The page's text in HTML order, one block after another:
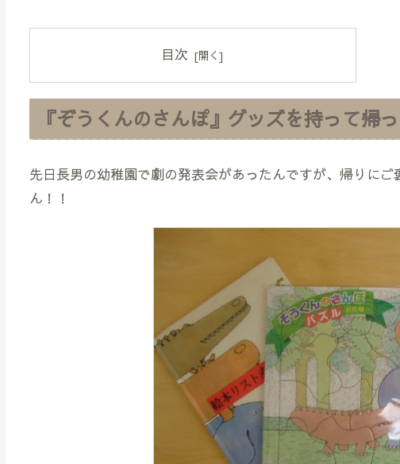
目次
『ぞうくんのさんぽ』グッズを持って帰
先日長男の幼稚園で劇の発表会があったんですが、帰りに
ん！！